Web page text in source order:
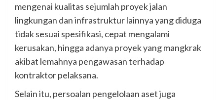
mengenai kualitas sejumlah proyek jalan
lingkungan dan infrastruktur lainnya yang diduga
tidak sesuai spesifikasi, cepat mengalami
kerusakan, hingga adanya proyek yang mangkrak
akibat lemahnya pengawasan terhadap
kontraktor pelaksana.
Selain itu, persoalan pengelolaan aset juga